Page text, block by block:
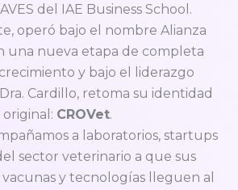
del IAE Business School.
operó bajo el nombre Alianza
una nueva etapa de completa
y bajo el liderazgo
Cardillo, retoma su identidad
original: CROVet.
a laboratorios, startups
sector veterinario a que sus
y tecnologías lleguen al